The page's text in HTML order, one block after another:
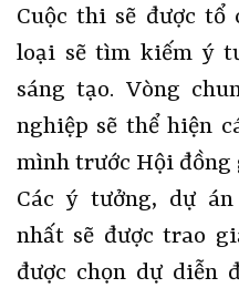
Cuộc thi sẽ được tổ
loại sẽ tìm kiếm ý
sáng tạo. Vòng
nghiệp sẽ thể hiện
mình trước Hội đồng
Các ý tưởng, dự
nhất sẽ được trao
được chọn dự diễn